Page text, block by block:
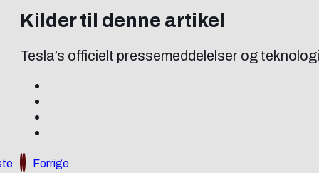
Kilder til denne artikel
Tesla’s officielt pressemeddelelser og
Forrige